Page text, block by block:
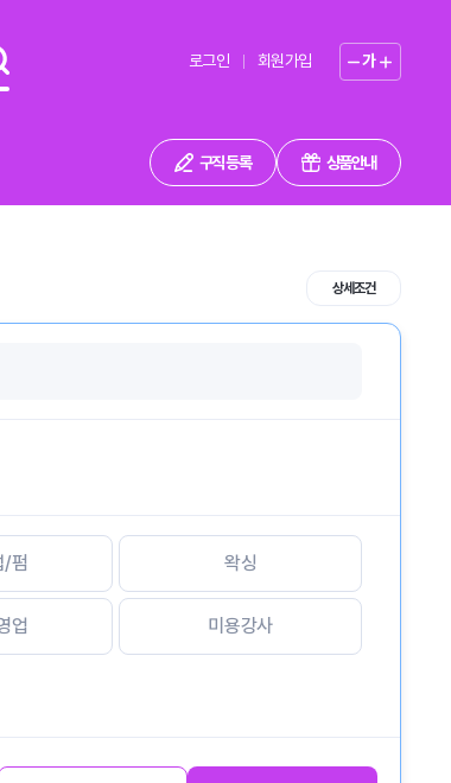
로그인 회원가입 가
구직 등록 상품안내
상세조건
/펌 왁싱
업 미용강사